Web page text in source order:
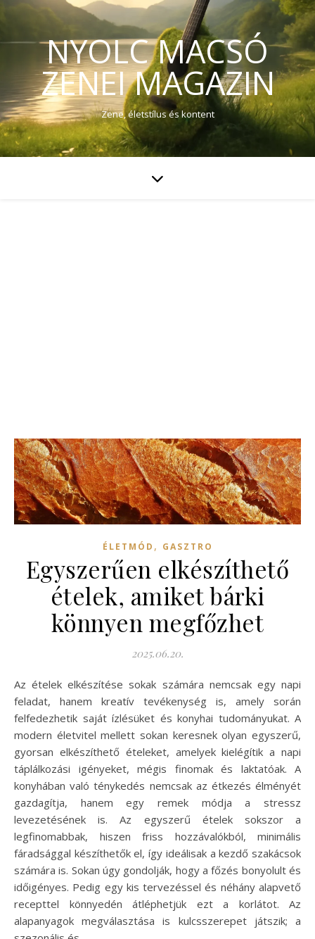
NYOLC MACSÓ
ZENEI MAGAZIN
Zene, életstílus és kontent
ÉLETMÓD , GASZTRO
Egyszerűen elkészíthető
ételek, amiket bárki
könnyen megfőzhet
2025.06.20.
Az ételek elkészítése sokak számára nemcsak egy napi
feladat, hanem kreatív tevékenység is, amely során
felfedezhetik saját ízlésüket és konyhai tudományukat. A
modern életvitel mellett sokan keresnek olyan egyszerű,
gyorsan elkészíthető ételeket, amelyek kielégítik a napi
táplálkozási igényeket, mégis finomak és laktatóak. A
konyhában való ténykedés nemcsak az étkezés élményét
gazdagítja, hanem egy remek módja a stressz
levezetésének is. Az egyszerű ételek sokszor a
legfinomabbak, hiszen friss hozzávalókból, minimális
fáradsággal készíthetők el, így ideálisak a kezdő szakácsok
számára is. Sokan úgy gondolják, hogy a főzés bonyolult és
időigényes. Pedig egy kis tervezéssel és néhány alapvető
recepttel könnyedén átléphetjük ezt a korlátot. Az
alapanyagok megválasztása is kulcsszerepet játszik; a